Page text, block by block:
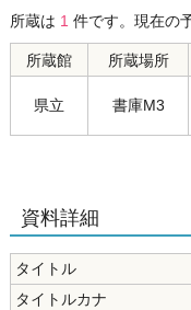
所蔵は 1 件です。現在の
所蔵館 所蔵場所
県立 書庫M3
資料詳細
タイトル
タイトルカナ